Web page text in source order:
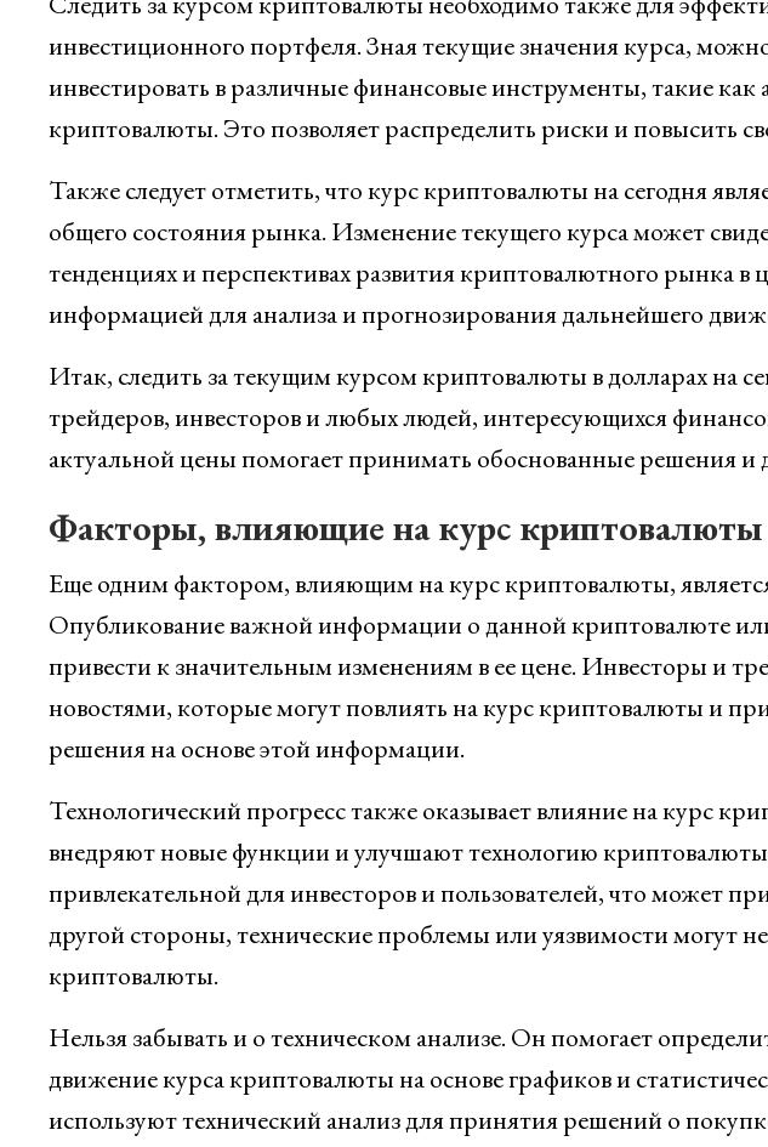
инвестиционного портфеля. Зная текущие значения курса,
инвестировать в различные финансовые инструменты, такие
криптовалюты. Это позволяет распределить риски и повысить
Также следует отметить, что курс криптовалюты на сегодня
общего состояния рынка. Изменение текущего курса может
тенденциях и перспективах развития криптовалютного рынка
информацией для анализа и прогнозирования дальнейшего
Итак, следить за текущим курсом криптовалюты в долларах на
трейдеров, инвесторов и любых людей, интересующихся
актуальной цены помогает принимать обоснованные решения и
Факторы, влияющие на курс криптовалюты
Еще одним фактором, влияющим на курс криптовалюты,
Опубликование важной информации о данной криптовалюте
привести к значительным изменениям в ее цене. Инвесторы и
новостями, которые могут повлиять на курс криптовалюты и
решения на основе этой информации.
Технологический прогресс также оказывает влияние на курс
внедряют новые функции и улучшают технологию
привлекательной для инвесторов и пользователей, что может
другой стороны, технические проблемы или уязвимости могут
криптовалюты.
Нельзя забывать и о техническом анализе. Он помогает
движение курса криптовалюты на основе графиков и
используют технический анализ для принятия решений о